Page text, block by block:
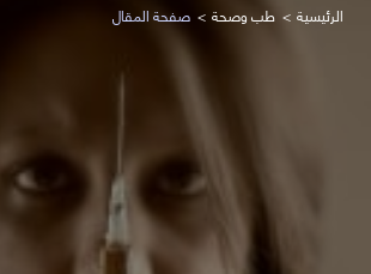
الرئيسية طب وصحة صفحة المقال